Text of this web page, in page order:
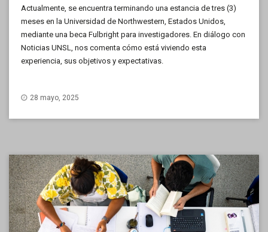
Actualmente, se encuentra terminando una estancia de tres (3)
meses en la Universidad de Northwestern, Estados Unidos,
mediante una beca Fulbright para investigadores. En diálogo con
Noticias UNSL, nos comenta cómo está viviendo esta
experiencia, sus objetivos y expectativas.
28 mayo, 2025